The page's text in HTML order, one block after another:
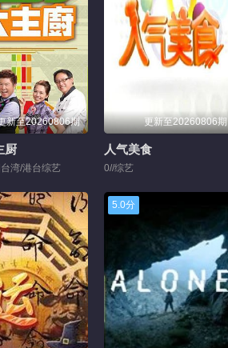
新至20260806期
厨
湾/港台综艺
更新至20260806期
人气美食
0//综艺
5.0分